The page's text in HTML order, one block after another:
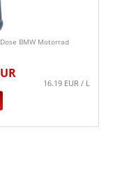
BMW Motorrad
16.19 EUR / L